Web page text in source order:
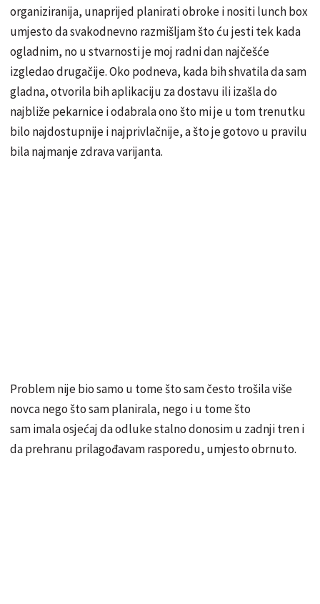
organiziranija, unaprijed planirati obroke i nositi lunch box
umjesto da svakodnevno razmišljam što ću jesti tek kada
ogladnim, no u stvarnosti je moj radni dan najčešće
izgledao drugačije. Oko podneva, kada bih shvatila da sam
gladna, otvorila bih aplikaciju za dostavu ili izašla do
najbliže pekarnice i odabrala ono što mi je u tom trenutku
bilo najdostupnije i najprivlačnije, a što je gotovo u pravilu
bila najmanje zdrava varijanta.
Problem nije bio samo u tome što sam često trošila više
novca nego što sam planirala, nego i u tome što
sam imala osjećaj da odluke stalno donosim u zadnji tren i
da prehranu prilagođavam rasporedu, umjesto obrnuto.